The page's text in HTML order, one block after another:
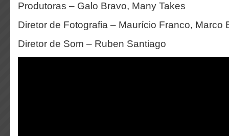
Produtoras – Galo Bravo, Many Takes
Diretor de Fotografia – Maurício Franco, Marco
Diretor de Som – Ruben Santiago